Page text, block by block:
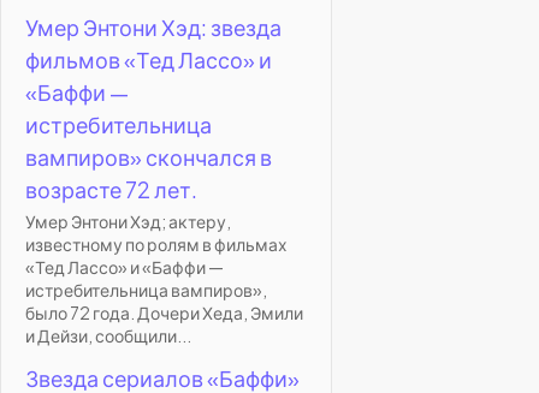
Умер Энтони Хэд: звезда
фильмов «Тед Лассо» и
«Баффи —
истребительница
вампиров» скончался в
возрасте 72 лет.
Умер Энтони Хэд; актеру,
известному по ролям в фильмах
«Тед Лассо» и «Баффи —
истребительница вампиров»,
было 72 года. Дочери Хеда, Эмили
и Дейзи, сообщили...
Звезда сериалов «Баффи»